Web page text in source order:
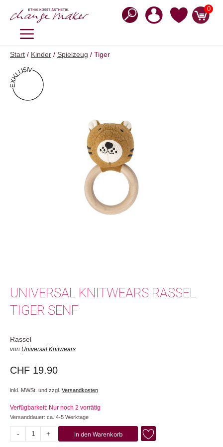
Inhalt
0
MENÜ
Start / Kinder / Spielzeug / Tiger
UNIVERSAL KNITWEARS RASSEL
TIGER SENF
Rassel
von Universal Knitwears
CHF 19.90
inkl. MWSt. und zzgl. Versandkosten
Verfügbarkeit: Nur noch 2 vorrätig
Versanddauer: ca. 4-5 Werktage
- + In den Warenkorb